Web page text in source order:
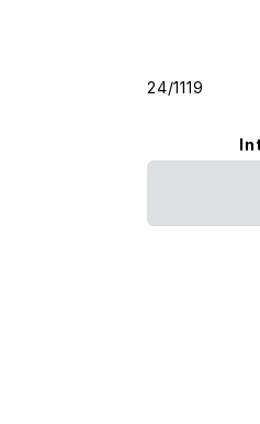
24/1119